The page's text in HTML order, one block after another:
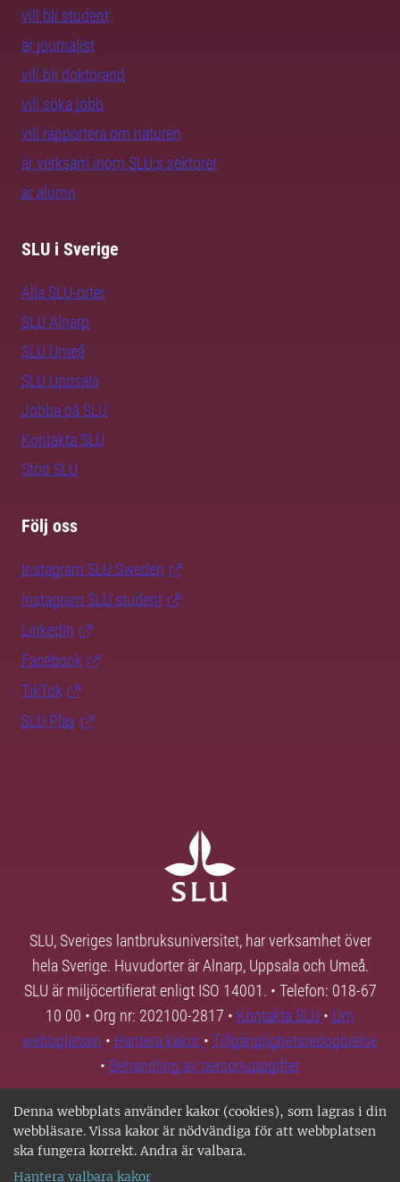
Denna webbplats använder kakor (cookies), som lagras i din
webbläsare. Vissa kakor är nödvändiga för att webbplatsen
ska fungera korrekt. Andra är valbara.
Hantera valbara kakor
vill bli student
är journalist
vill bli doktorand
vill söka jobb
vill rapportera om naturen
är verksam inom SLU:s sektorer
är alumn
SLU i Sverige
Alla SLU-orter
SLU Alnarp
SLU Umeå
SLU Uppsala
Jobba på SLU
Kontakta SLU
Stöd SLU
Följ oss
Instagram SLU.Sweden
Instagram SLU.student
LinkedIn
Facebook
TikTok
SLU Play
SLU, Sveriges lantbruksuniversitet, har verksamhet över
hela Sverige. Huvudorter är Alnarp, Uppsala och Umeå.
SLU är miljöcertifierat enligt ISO 14001. • Telefon: 018-67
10 00 • Org nr: 202100-2817 • Kontakta SLU • Om
webbplatsen • Hantera kakor • Tillgänglighetsredogörelse
• Behandling av personuppgifter